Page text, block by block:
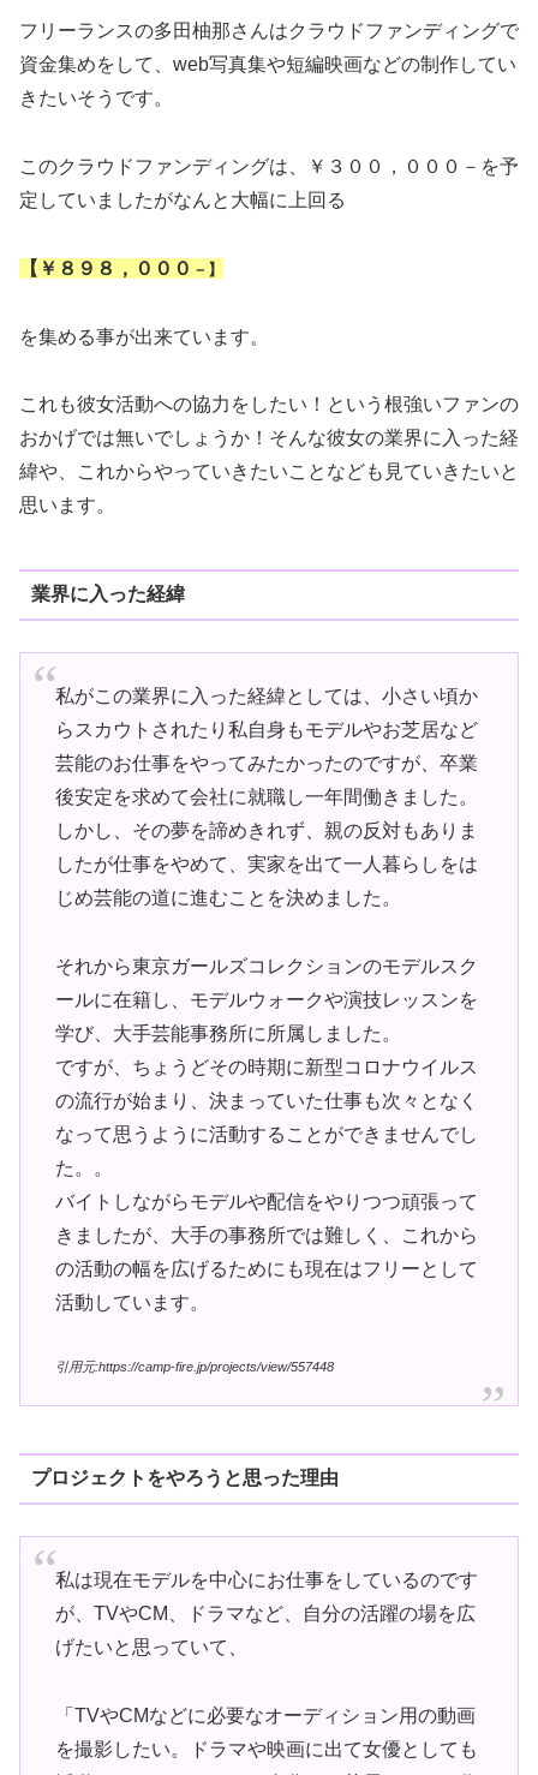
フリーランスの多田柚那さんはクラウドファンディングで
資金集めをして、web写真集や短編映画などの制作してい
きたいそうです。
このクラウドファンディングは、￥３００，０００－を予
定していましたがなんと大幅に上回る
【￥８９８，０００ －】
を集める事が出来ています。
これも彼女活動への協力をしたい！という根強いファンの
おかげでは無いでしょうか！そんな彼女の業界に入った経
緯や、これからやっていきたいことなども見ていきたいと
思います。
業界に入った経緯
私がこの業界に入った経緯としては、小さい頃か
らスカウトされたり私自身もモデルやお芝居など
芸能のお仕事をやってみたかったのですが、卒業
後安定を求めて会社に就職し一年間働きました。
しかし、その夢を諦めきれず、親の反対もありま
したが仕事をやめて、実家を出て一人暮らしをは
じめ芸能の道に進むことを決めました。
それから東京ガールズコレクションのモデルスク
ールに在籍し、モデルウォークや演技レッスンを
学び、大手芸能事務所に所属しました。
ですが、ちょうどその時期に新型コロナウイルス
の流行が始まり、決まっていた仕事も次々となく
なって思うように活動することができませんでし
た。。
バイトしながらモデルや配信をやりつつ頑張って
きましたが、大手の事務所では難しく、これから
の活動の幅を広げるためにも現在はフリーとして
活動しています。
引用元:https://camp-fire.jp/projects/view/557448
プロジェクトをやろうと思った理由
私は現在モデルを中心にお仕事をしているのです
が、TVやCM、ドラマなど、自分の活躍の場を広
げたいと思っていて、
「TVやCMなどに必要なオーディション用の動画
を撮影したい。ドラマや映画に出て女優としても